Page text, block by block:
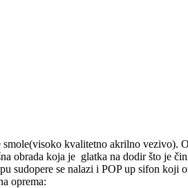
kvalitetno akrilno vezivo).
obrada koja je glatka na dodir što je
sudopere se nalazi i POP up sifon
oprema: